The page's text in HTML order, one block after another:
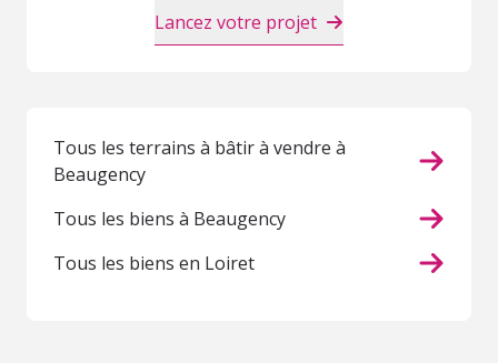
Lancez votre projet
Tous les terrains à bâtir à vendre à
Beaugency
Tous les biens à Beaugency
Tous les biens en Loiret